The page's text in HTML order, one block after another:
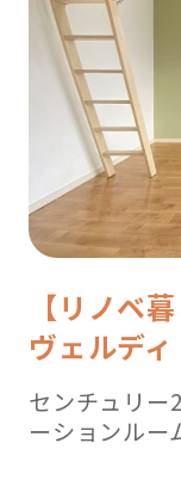
【リノベ
ヴェルディ
センチュリー
ーションルー